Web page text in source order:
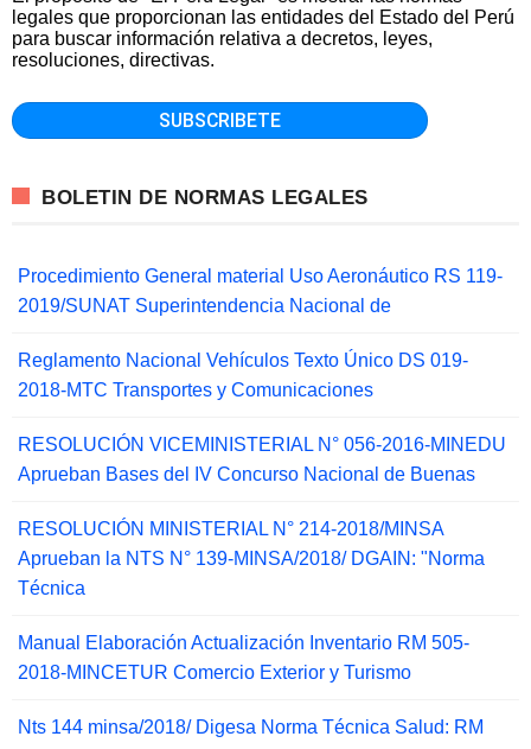
legales que proporcionan las entidades del Estado del Perú
para buscar información relativa a decretos, leyes,
resoluciones, directivas.
BOLETIN DE NORMAS LEGALES
Procedimiento General material Uso Aeronáutico RS 119-
2019/SUNAT Superintendencia Nacional de
Reglamento Nacional Vehículos Texto Único DS 019-
2018-MTC Transportes y Comunicaciones
RESOLUCIÓN VICEMINISTERIAL N° 056-2016-MINEDU
Aprueban Bases del IV Concurso Nacional de Buenas
RESOLUCIÓN MINISTERIAL N° 214-2018/MINSA
Aprueban la NTS N° 139-MINSA/2018/ DGAIN: "Norma
Técnica
Manual Elaboración Actualización Inventario RM 505-
2018-MINCETUR Comercio Exterior y Turismo
Nts 144 minsa/2018/ Digesa Norma Técnica Salud: RM